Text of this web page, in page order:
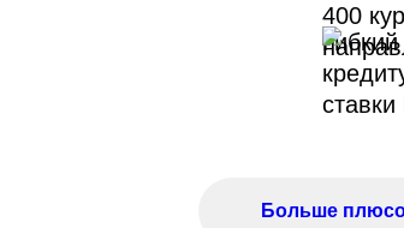
400
Больше